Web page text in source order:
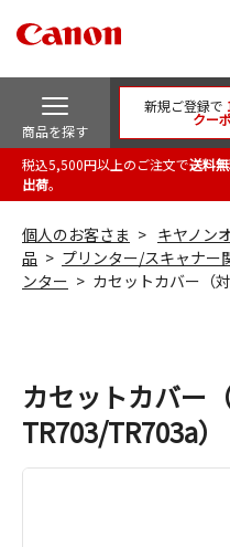
商品を探す
新規ご登録で
クー
税込5,500円以上のご注文で送料
出荷。
個人のお客さま キヤノン
品
プリンター/スキャナー
ンター
カセットカバー（
カセットカバー
TR703/TR703a）